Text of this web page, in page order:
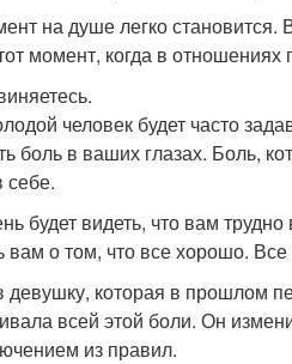
на душе легко
момент, когда в
человек будет часто
боль в ваших глазах. Боль,
себе.
будет видеть, что вам
вам о том, что все хорошо.
которая в прошлом
всей этой боли. Он
из правил.